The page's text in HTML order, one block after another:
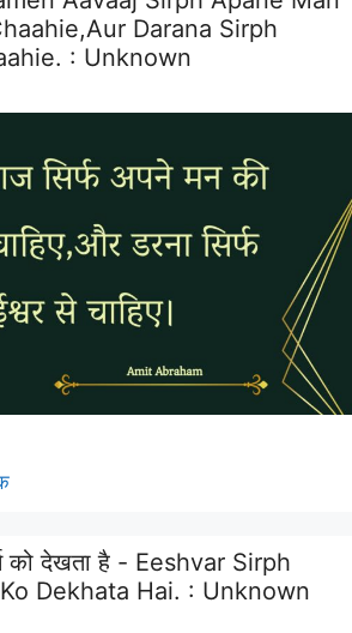
Darana Sirph
: Unknown
को देखता है - Eeshvar Sirph
Dekhata Hai. : Unknown